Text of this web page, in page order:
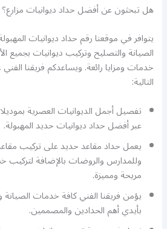
هل تبحثون عن أفضل حداد ديوانيات مزارع؟
يتوافر في موقعنا رقم حداد ديوانيات
الصيانة والتصليح وتركيب ديوانيات بجميع
خدمات ومزايا رائعة. ويساعدكم فريقنا
التالية:
تفصيل أجمل الديوانيات العصرية
عبر أفضل حداد ديوانيات حديد المهبولة.
يعمل حداد مقاعد حديد على تركيب
وللمدارس والروضات بالإضافة
مريحة ومميزة.
يؤمن فريقنا الفني كافة خدمات الصيانة
بأيدي أهم الحدادين والمصممين.